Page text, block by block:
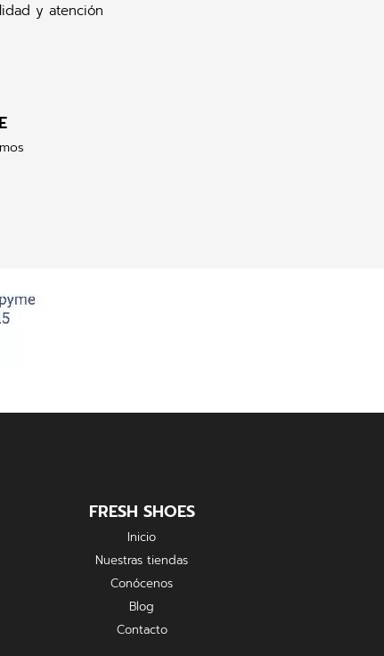
y atención
FRESH SHOES
Inicio
Nuestras tiendas
Conócenos
Blog
Contacto